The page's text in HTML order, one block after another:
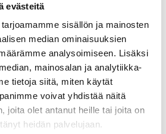
evästeitä
sisällön ja mainosten
median ominaisuuksien
analysoimiseen. Lisäksi
mainosalan ja analytiikka-
tietoja siitä, miten käytät
voivat yhdistää näitä
joita olet antanut heille tai joita on
heidän palvelujaan.
JÄRJESTÄJÄ
Sisä-Savon kansalaisopisto